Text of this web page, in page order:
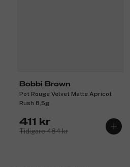
Bobbi Brown
Pot Rouge Velvet Matte Apricot
Rush 8,5g
411 kr
Tidigare 484 kr